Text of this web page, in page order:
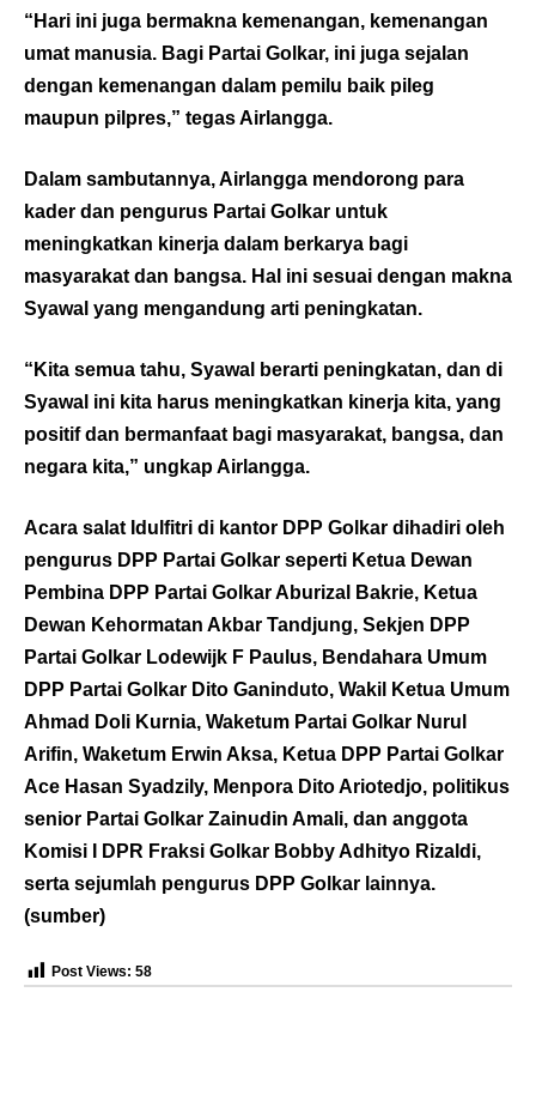
“Hari ini juga bermakna kemenangan, kemenangan
umat manusia. Bagi Partai Golkar, ini juga sejalan
dengan kemenangan dalam pemilu baik pileg
maupun pilpres,” tegas Airlangga.
Dalam sambutannya, Airlangga mendorong para
kader dan pengurus Partai Golkar untuk
meningkatkan kinerja dalam berkarya bagi
masyarakat dan bangsa. Hal ini sesuai dengan makna
Syawal yang mengandung arti peningkatan.
“Kita semua tahu, Syawal berarti peningkatan, dan di
Syawal ini kita harus meningkatkan kinerja kita, yang
positif dan bermanfaat bagi masyarakat, bangsa, dan
negara kita,” ungkap Airlangga.
Acara salat Idulfitri di kantor DPP Golkar dihadiri oleh
pengurus DPP Partai Golkar seperti Ketua Dewan
Pembina DPP Partai Golkar Aburizal Bakrie, Ketua
Dewan Kehormatan Akbar Tandjung, Sekjen DPP
Partai Golkar Lodewijk F Paulus, Bendahara Umum
DPP Partai Golkar Dito Ganinduto, Wakil Ketua Umum
Ahmad Doli Kurnia, Waketum Partai Golkar Nurul
Arifin, Waketum Erwin Aksa, Ketua DPP Partai Golkar
Ace Hasan Syadzily, Menpora Dito Ariotedjo, politikus
senior Partai Golkar Zainudin Amali, dan anggota
Komisi I DPR Fraksi Golkar Bobby Adhityo Rizaldi,
serta sejumlah pengurus DPP Golkar lainnya.
(sumber)
Post Views: 58